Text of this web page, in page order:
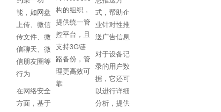
能，如网盘
上传、微信
传文件、微
信聊天、微
信朋友圈等
行为
在网络安全
方面，基于
构的组织，
提供统一管
控平台，且
支持3G链
路备份，管
理更高效可
靠
式，帮助企
业针对性推
送广告信息
对于设备记
录的用户数
据，它还可
以进行详细
分析，提供